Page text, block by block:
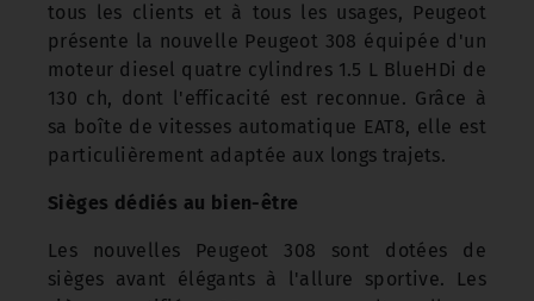
tous les clients et à tous les usages, Peugeot
présente la nouvelle Peugeot 308 équipée d'un
moteur diesel quatre cylindres 1.5 L BlueHDi de
130 ch, dont l'efficacité est reconnue. Grâce à
sa boîte de vitesses automatique EAT8, elle est
particulièrement adaptée aux longs trajets.
Sièges dédiés au bien-être
Les nouvelles Peugeot 308 sont dotées de
sièges avant élégants à l'allure sportive. Les